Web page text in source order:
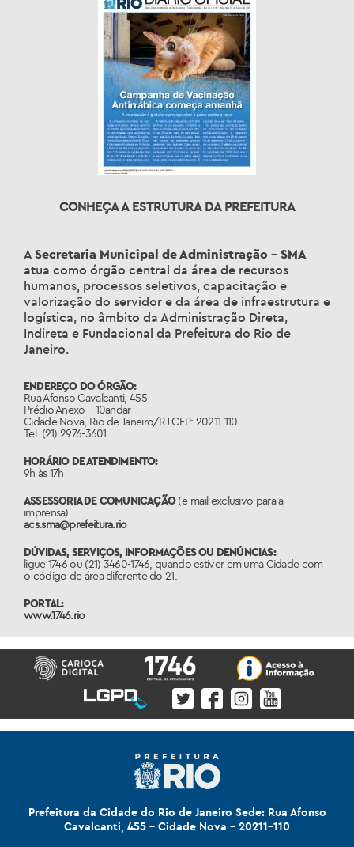
CONHEÇA A ESTRUTURA DA PREFEITURA
A Secretaria Municipal de Administração – SMA
atua como órgão central da área de recursos
humanos, processos seletivos, capacitação e
valorização do servidor e da área de infraestrutura e
logística, no âmbito da Administração Direta,
Indireta e Fundacional da Prefeitura do Rio de
Janeiro.
ENDEREÇO DO ÓRGÃO:
Rua Afonso Cavalcanti, 455
Prédio Anexo – 10andar
Cidade Nova, Rio de Janeiro/RJ CEP: 20211-110
Tel. (21) 2976-3601
HORÁRIO DE ATENDIMENTO:
9h às 17h
ASSESSORIA DE COMUNICAÇÃO(e-mail exclusivo para a
imprensa)
acs.sma@prefeitura.rio
DÚVIDAS, SERVIÇOS, INFORMAÇÕES OU DENÚNCIAS:
ligue 1746 ou (21) 3460-1746, quando estiver em uma Cidade com
o código de área diferente do 21.
PORTAL:
www.1746.rio
Prefeitura da Cidade do Rio de Janeiro Sede: Rua Afonso
Cavalcanti, 455 - Cidade Nova - 20211-110